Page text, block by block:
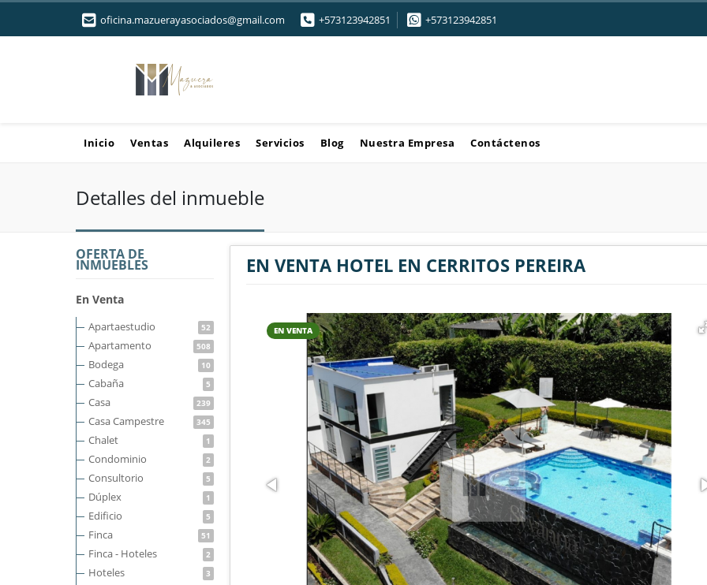
oficina.mazuerayasociados@gmail.com +573123942851 +573123942851
Inicio Ventas Alquileres Servicios Blog Nuestra Empresa Contáctenos
Detalles del inmueble
OFERTA DE
INMUEBLES
En Venta
Apartaestudio 52
Apartamento 508
Bodega 10
Cabaña 5
Casa 239
Casa Campestre 345
Chalet 1
Condominio 2
Consultorio 5
Dúplex 1
Edificio 5
Finca 51
Finca - Hoteles 2
Hoteles 3
EN VENTA HOTEL EN CERRITOS PEREIRA
EN VENTA